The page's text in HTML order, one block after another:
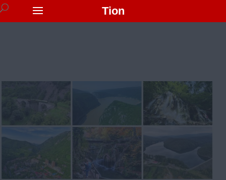
Tion